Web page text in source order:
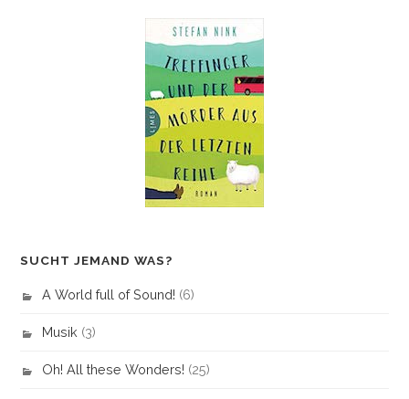
SUCHT JEMAND WAS?
A World full of Sound! (6)
Musik (3)
Oh! All these Wonders! (25)